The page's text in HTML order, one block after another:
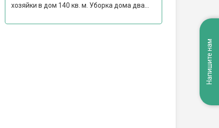
хозяйки в дом 140 кв. м. Уборка дома два...
Напишите нам